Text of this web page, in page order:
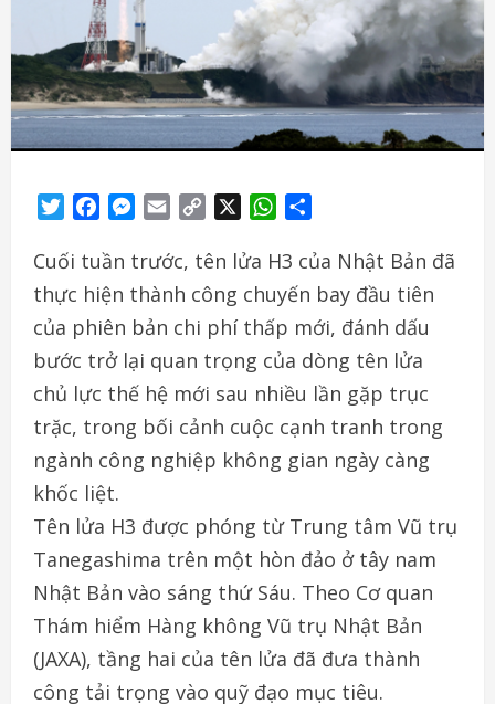
TwitterFacebookMessenger
Email
Copy
WhatsApp
Cuối tuần trước, tên lửa H3 của Nhật Bản đã
thực hiện thành công chuyến bay đầu tiên
của phiên bản chi phí thấp mới, đánh dấu
bước trở lại quan trọng của dòng tên lửa
chủ lực thế hệ mới sau nhiều lần gặp trục
trặc, trong bối cảnh cuộc cạnh tranh trong
ngành công nghiệp không gian ngày càng
khốc liệt.
Tên lửa H3 được phóng từ Trung tâm Vũ trụ
Tanegashima trên một hòn đảo ở tây nam
Nhật Bản vào sáng thứ Sáu. Theo Cơ quan
Thám hiểm Hàng không Vũ trụ Nhật Bản
(JAXA), tầng hai của tên lửa đã đưa thành
công tải trọng vào quỹ đạo mục tiêu.